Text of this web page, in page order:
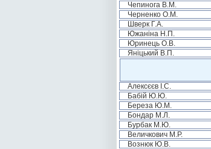
Чепинога В.М.
Черненко О.М.
Шверк Г.А.
Южаніна Н.П.
Юринець О.В.
Яніцький В.П.
Алексєєв І.С.
Бабій Ю.Ю.
Береза Ю.М.
Бондар М.Л.
Бурбак М.Ю.
Величкович М.Р.
Вознюк Ю.В.